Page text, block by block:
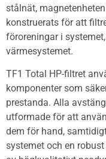
stålnät,
konstruerats för att
föroreningar i
värmesystemet.
TF1 Total HP-filtret
komponenter som
prestanda. Alla
utformade för att
dem för hand,
systemet och en